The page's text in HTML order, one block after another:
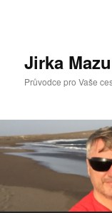
Jirka
Průvodce pro Vaše